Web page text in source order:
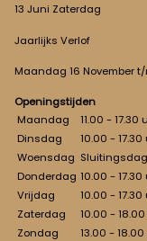
13 Juni Zaterdag
Jaarlijks Verlof
Maandag 16 November
Openingstijden
Maandag
11.00 - 17.30
Dinsdag
10.00 - 17.30
Woensdag Sluitingsdag
Donderdag 10.00 - 17.30
Vrijdag
10.00 - 17.30
Zaterdag
10.00 -
Zondag
13.00 -